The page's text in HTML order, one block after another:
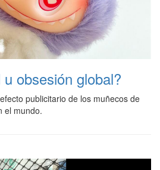
obsesión global?
publicitario de los muñecos de
el mundo.